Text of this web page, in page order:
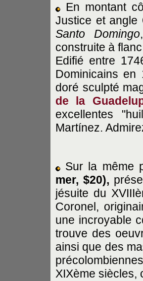
En montant
Justice et
Santo Domingo
construite à
Edifié entre
Dominicains
doré sculpté
de la
excellentes
Martínez.
Sur la même
mer, $20),
jésuite du
Coronel,
une incroyable
trouve des
ainsi que des
XIXème